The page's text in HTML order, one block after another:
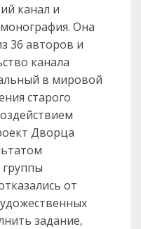
канал и
Она
36 авторов и
кана­ла
в мировой
ста­рого
Дворца
группы
от
задание,